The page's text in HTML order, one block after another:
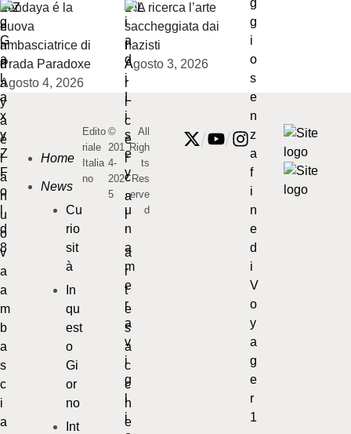
Zendaya é la
nuova
ambasciatrice di
Prada Paradoxe
Agosto 4, 2026
L’IA ricerca l’arte
saccheggiata dai
nazisti
Agosto 3, 2026
Home
News
Cu
rio
sit
à
In
qu
est
o
Gi
or
no
Int
/
Edito
riale
Italia
no
©
201
4-
202
5
All
Righ
ts
Res
erve
d